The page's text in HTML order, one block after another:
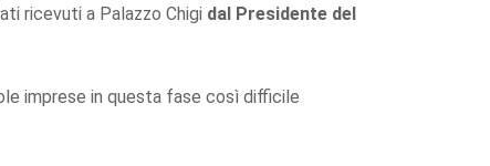
ricevuti a Palazzo Chigi dal Presidente del
imprese in questa fase così difficile